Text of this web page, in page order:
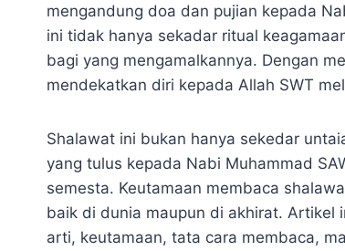
mengandung doa dan pujian kepada
ini tidak hanya sekadar ritual
bagi yang mengamalkannya. Dengan
mendekatkan diri kepada Allah SWT
Shalawat ini bukan hanya sekedar
yang tulus kepada Nabi Muhammad
semesta. Keutamaan membaca
baik di dunia maupun di akhirat. Artikel
arti, keutamaan, tata cara membaca,